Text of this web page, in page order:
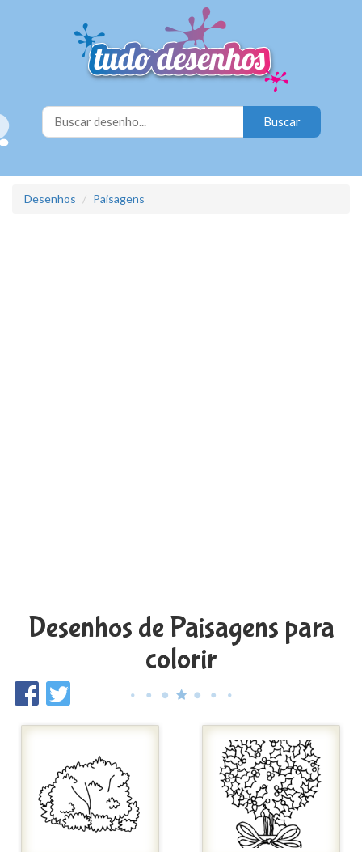
Desenhos Paisagens
Desenhos de Paisagens para
colorir